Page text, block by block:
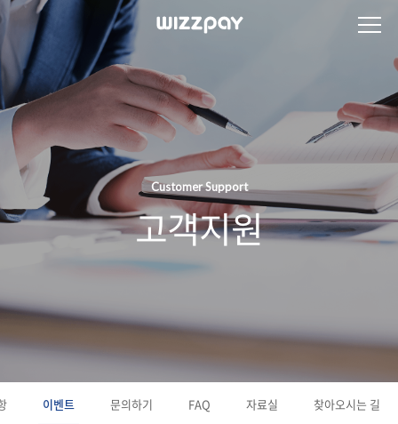
Customer Support
고객지원
이벤트 문의하기 FAQ 자료실 찾아오시는 길